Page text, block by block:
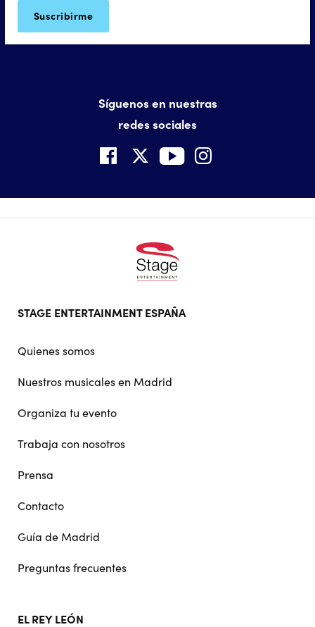
Síguenos en nuestras
redes sociales
STAGE ENTERTAINMENT ESPAÑA
Quienes somos
Nuestros musicales en Madrid
Organiza tu evento
Trabaja con nosotros
Prensa
Contacto
Guía de Madrid
Preguntas frecuentes
EL REY LEÓN